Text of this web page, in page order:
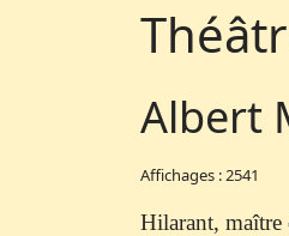
Albert
Affichages : 2541
Hilarant, maître